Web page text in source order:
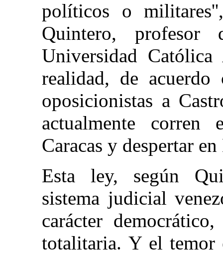
políticos o
Quintero,
Universidad
realidad, de
oposicionistas a
actualmente
Caracas y despertar
Esta ley, según
sistema judicial
carácter
totalitaria. Y el temor